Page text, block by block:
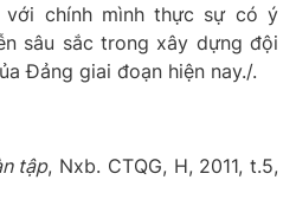
với chính mình thực sự có ý
sâu sắc trong xây dựng đội
Đảng giai đoạn hiện nay./.
tập, Nxb. CTQG, H, 2011, t.5,